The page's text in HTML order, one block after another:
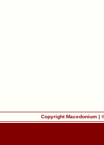
Copyright Macedonium |